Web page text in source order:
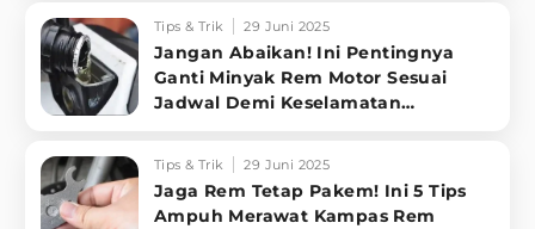
Tips & Trik 29 Juni 2025
Jangan Abaikan! Ini Pentingnya
Ganti Minyak Rem Motor Sesuai
Jadwal Demi Keselamatan
Tips & Trik 29 Juni 2025
Jaga Rem Tetap Pakem! Ini 5 Tips
Ampuh Merawat Kampas Rem